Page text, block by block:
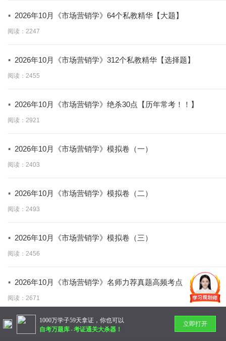
· 2026年10月《市场营销学》64个私教精华【大题】
阅读：2247
· 2026年10月《市场营销学》312个私教精华【选择题】
阅读：2455
· 2026年10月《市场营销学》绝杀30点【历年常考！！】
阅读：2921
· 2026年10月《市场营销学》模拟卷（一）
阅读：2403
· 2026年10月《市场营销学》模拟卷（二）
阅读：2493
· 2026年10月《市场营销学》模拟卷（三）
阅读：2456
· 2026年10月《市场营销学》名师力荐真题高频考点
阅读：2671
暂无更多
1000万学子59天拿证，你也可以
自考万题库-考证通关大杀器！
立即打开